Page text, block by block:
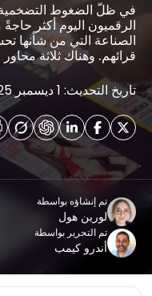
في ظلّ الضغوط التضخمية
الرقميون اليوم أكثر
الصناعة التي من شأنها
قرائهم. وهناك ثلاثة
تاريخ التحديث: 1 ديسمبر 2025
تم إنشاؤه بواسطة
لورين هول
تم التحرير بواسطة
أندرو كيمب